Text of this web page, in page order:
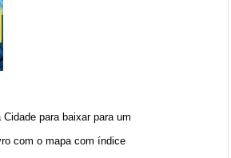
Cidade para baixar para um
com o mapa com índice